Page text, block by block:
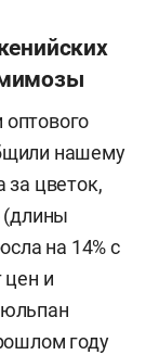
нашему
за цветок,
(длины
на 14% с
цен и
году